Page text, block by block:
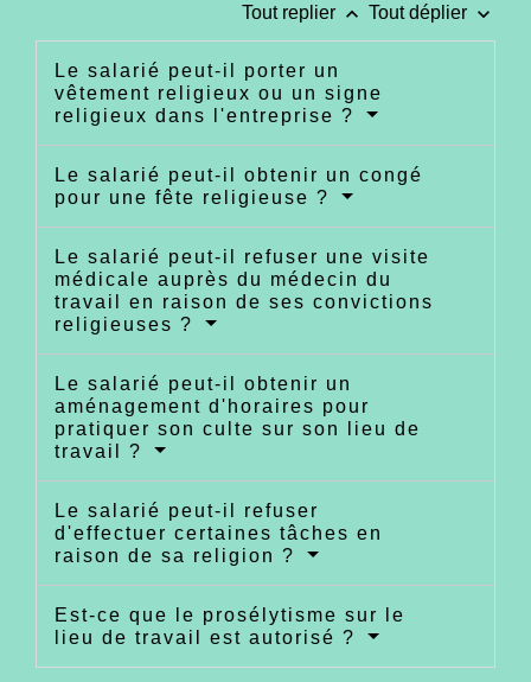
Tout replier keyboard_arrow_up Tout déplier keyboard_arrow_down
Le salarié peut-il porter un
vêtement religieux ou un signe
religieux dans l'entreprise ?
Le salarié peut-il obtenir un congé
pour une fête religieuse ?
Le salarié peut-il refuser une visite
médicale auprès du médecin du
travail en raison de ses convictions
religieuses ?
Le salarié peut-il obtenir un
aménagement d'horaires pour
pratiquer son culte sur son lieu de
travail ?
Le salarié peut-il refuser
d'effectuer certaines tâches en
raison de sa religion ?
Est-ce que le prosélytisme sur le
lieu de travail est autorisé ?